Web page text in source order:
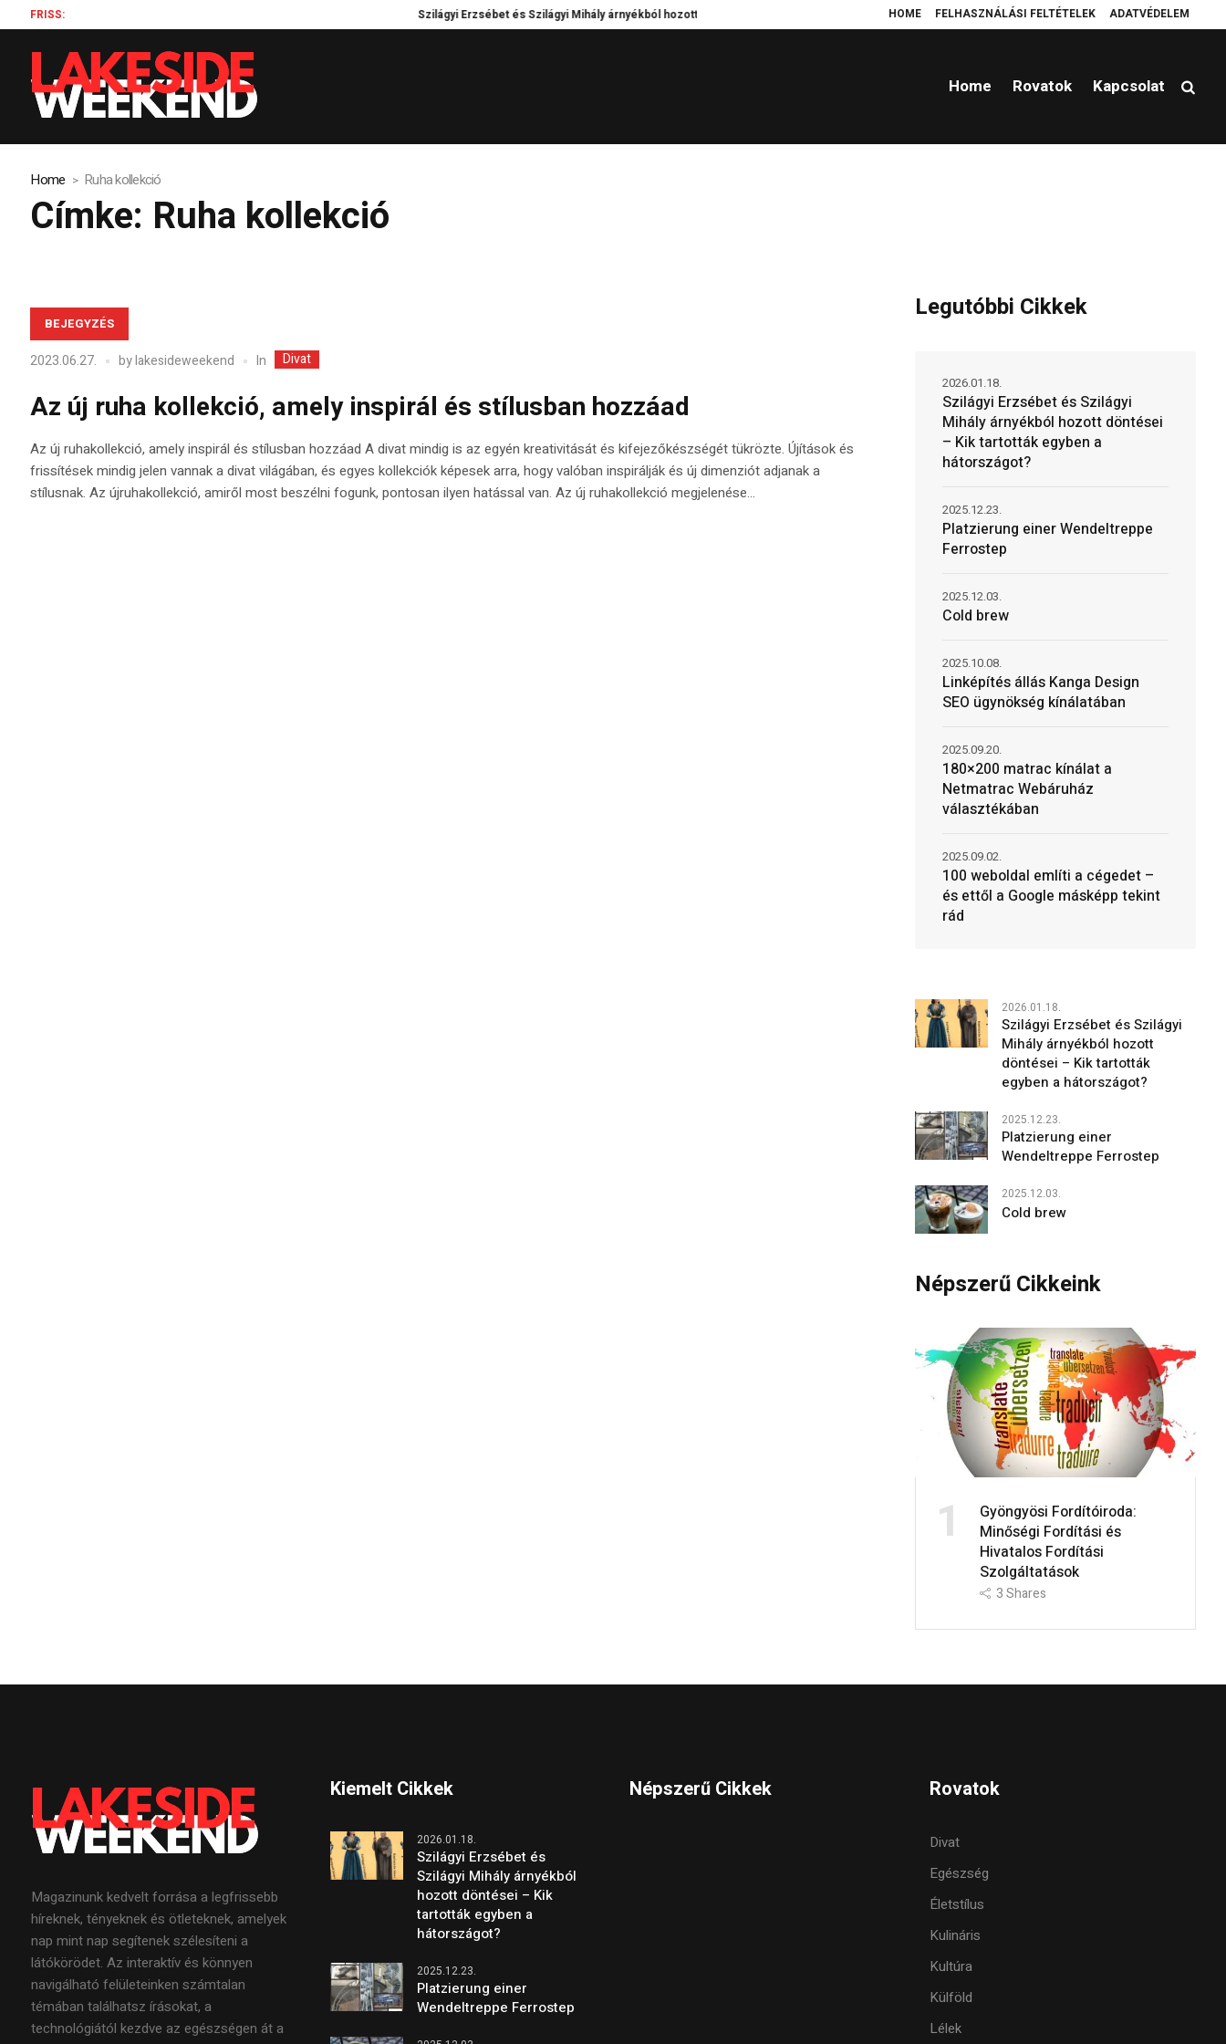
HOME FELHASZNÁLÁSI FELTÉTELEK ADATVÉDELEM
FRISS: Szilágyi Erzsébet és Szilágyi Mihály árnyékból hozott döntései – Kik tartották egyben a hátországot? Platzierung einer Wendeltreppe Ferrostep Cold
Home Rovatok Kapcsolat
Home Ruha kollekció
Címke: Ruha kollekció
BEJEGYZÉS
2023.06.27. bylakesideweekend In Divat
Az új ruha kollekció, amely inspirál és stílusban hozzáad
Az új ruhakollekció, amely inspirál és stílusban hozzáad A divat mindig is az egyén kreativitását és kifejezőkészségét tükrözte. Újítások és
frissítések mindig jelen vannak a divat világában, és egyes kollekciók képesek arra, hogy valóban inspirálják és új dimenziót adjanak a
stílusnak. Az újruhakollekció, amiről most beszélni fogunk, pontosan ilyen hatással van. Az új ruhakollekció megjelenése...
Legutóbbi Cikkek
Szilágyi Erzsébet és Szilágyi
Mihály árnyékból hozott döntései
– Kik tartották egyben a
hátországot?
2026.01.18.
Platzierung einer Wendeltreppe
Ferrostep
2025.12.23.
Cold brew
2025.12.03.
Linképítés állás Kanga Design
SEO ügynökség kínálatában
2025.10.08.
180×200 matrac kínálat a
Netmatrac Webáruház
választékában
2025.09.20.
100 weboldal említi a cégedet –
és ettől a Google másképp tekint
rád
2025.09.02.
2026.01.18.
Szilágyi Erzsébet és Szilágyi
Mihály árnyékból hozott
döntései – Kik tartották
egyben a hátországot?
2025.12.23.
Platzierung einer
Wendeltreppe Ferrostep
2025.12.03.
Cold brew
Népszerű Cikkeink
1
Gyöngyösi Fordítóiroda:
Minőségi Fordítási és
Hivatalos Fordítási
Szolgáltatások
3Shares
Magazinunk kedvelt forrása a legfrissebb
híreknek, tényeknek és ötleteknek, amelyek
nap mint nap segítenek szélesíteni a
látókörödet. Az interaktív és könnyen
navigálható felületeinken számtalan
témában találhatsz írásokat, a
technológiától kezdve az egészségen át a
Kiemelt Cikkek
2026.01.18.
Szilágyi Erzsébet és
Szilágyi Mihály árnyékból
hozott döntései – Kik
tartották egyben a
hátországot?
2025.12.23.
Platzierung einer
Wendeltreppe Ferrostep
Népszerű Cikkek Rovatok
Divat
Egészség
Életstílus
Kulináris
Kultúra
Külföld
Lélek